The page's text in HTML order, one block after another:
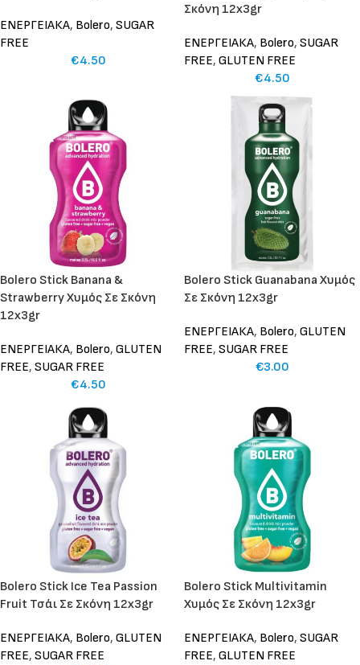
ΕΝΕΡΓΕΙΑΚΑ, Bolero, SUGAR
FREE
€4.50
Σκόνη 12x3gr
ΕΝΕΡΓΕΙΑΚΑ, Bolero, SUGAR
FREE, GLUTEN FREE
€4.50
Bolero Stick Banana &
Strawberry Χυμός Σε Σκόνη
12x3gr
ΕΝΕΡΓΕΙΑΚΑ, Bolero, GLUTEN
FREE, SUGAR FREE
€4.50
Bolero Stick Guanabana Χυμός
Σε Σκόνη 12x3gr
ΕΝΕΡΓΕΙΑΚΑ, Bolero, GLUTEN
FREE, SUGAR FREE
€3.00
Bolero Stick Ice Tea Passion
Fruit Τσάι Σε Σκόνη 12x3gr
ΕΝΕΡΓΕΙΑΚΑ, Bolero, GLUTEN
FREE, SUGAR FREE
Bolero Stick Multivitamin
Χυμός Σε Σκόνη 12x3gr
ΕΝΕΡΓΕΙΑΚΑ, Bolero, SUGAR
FREE, GLUTEN FREE